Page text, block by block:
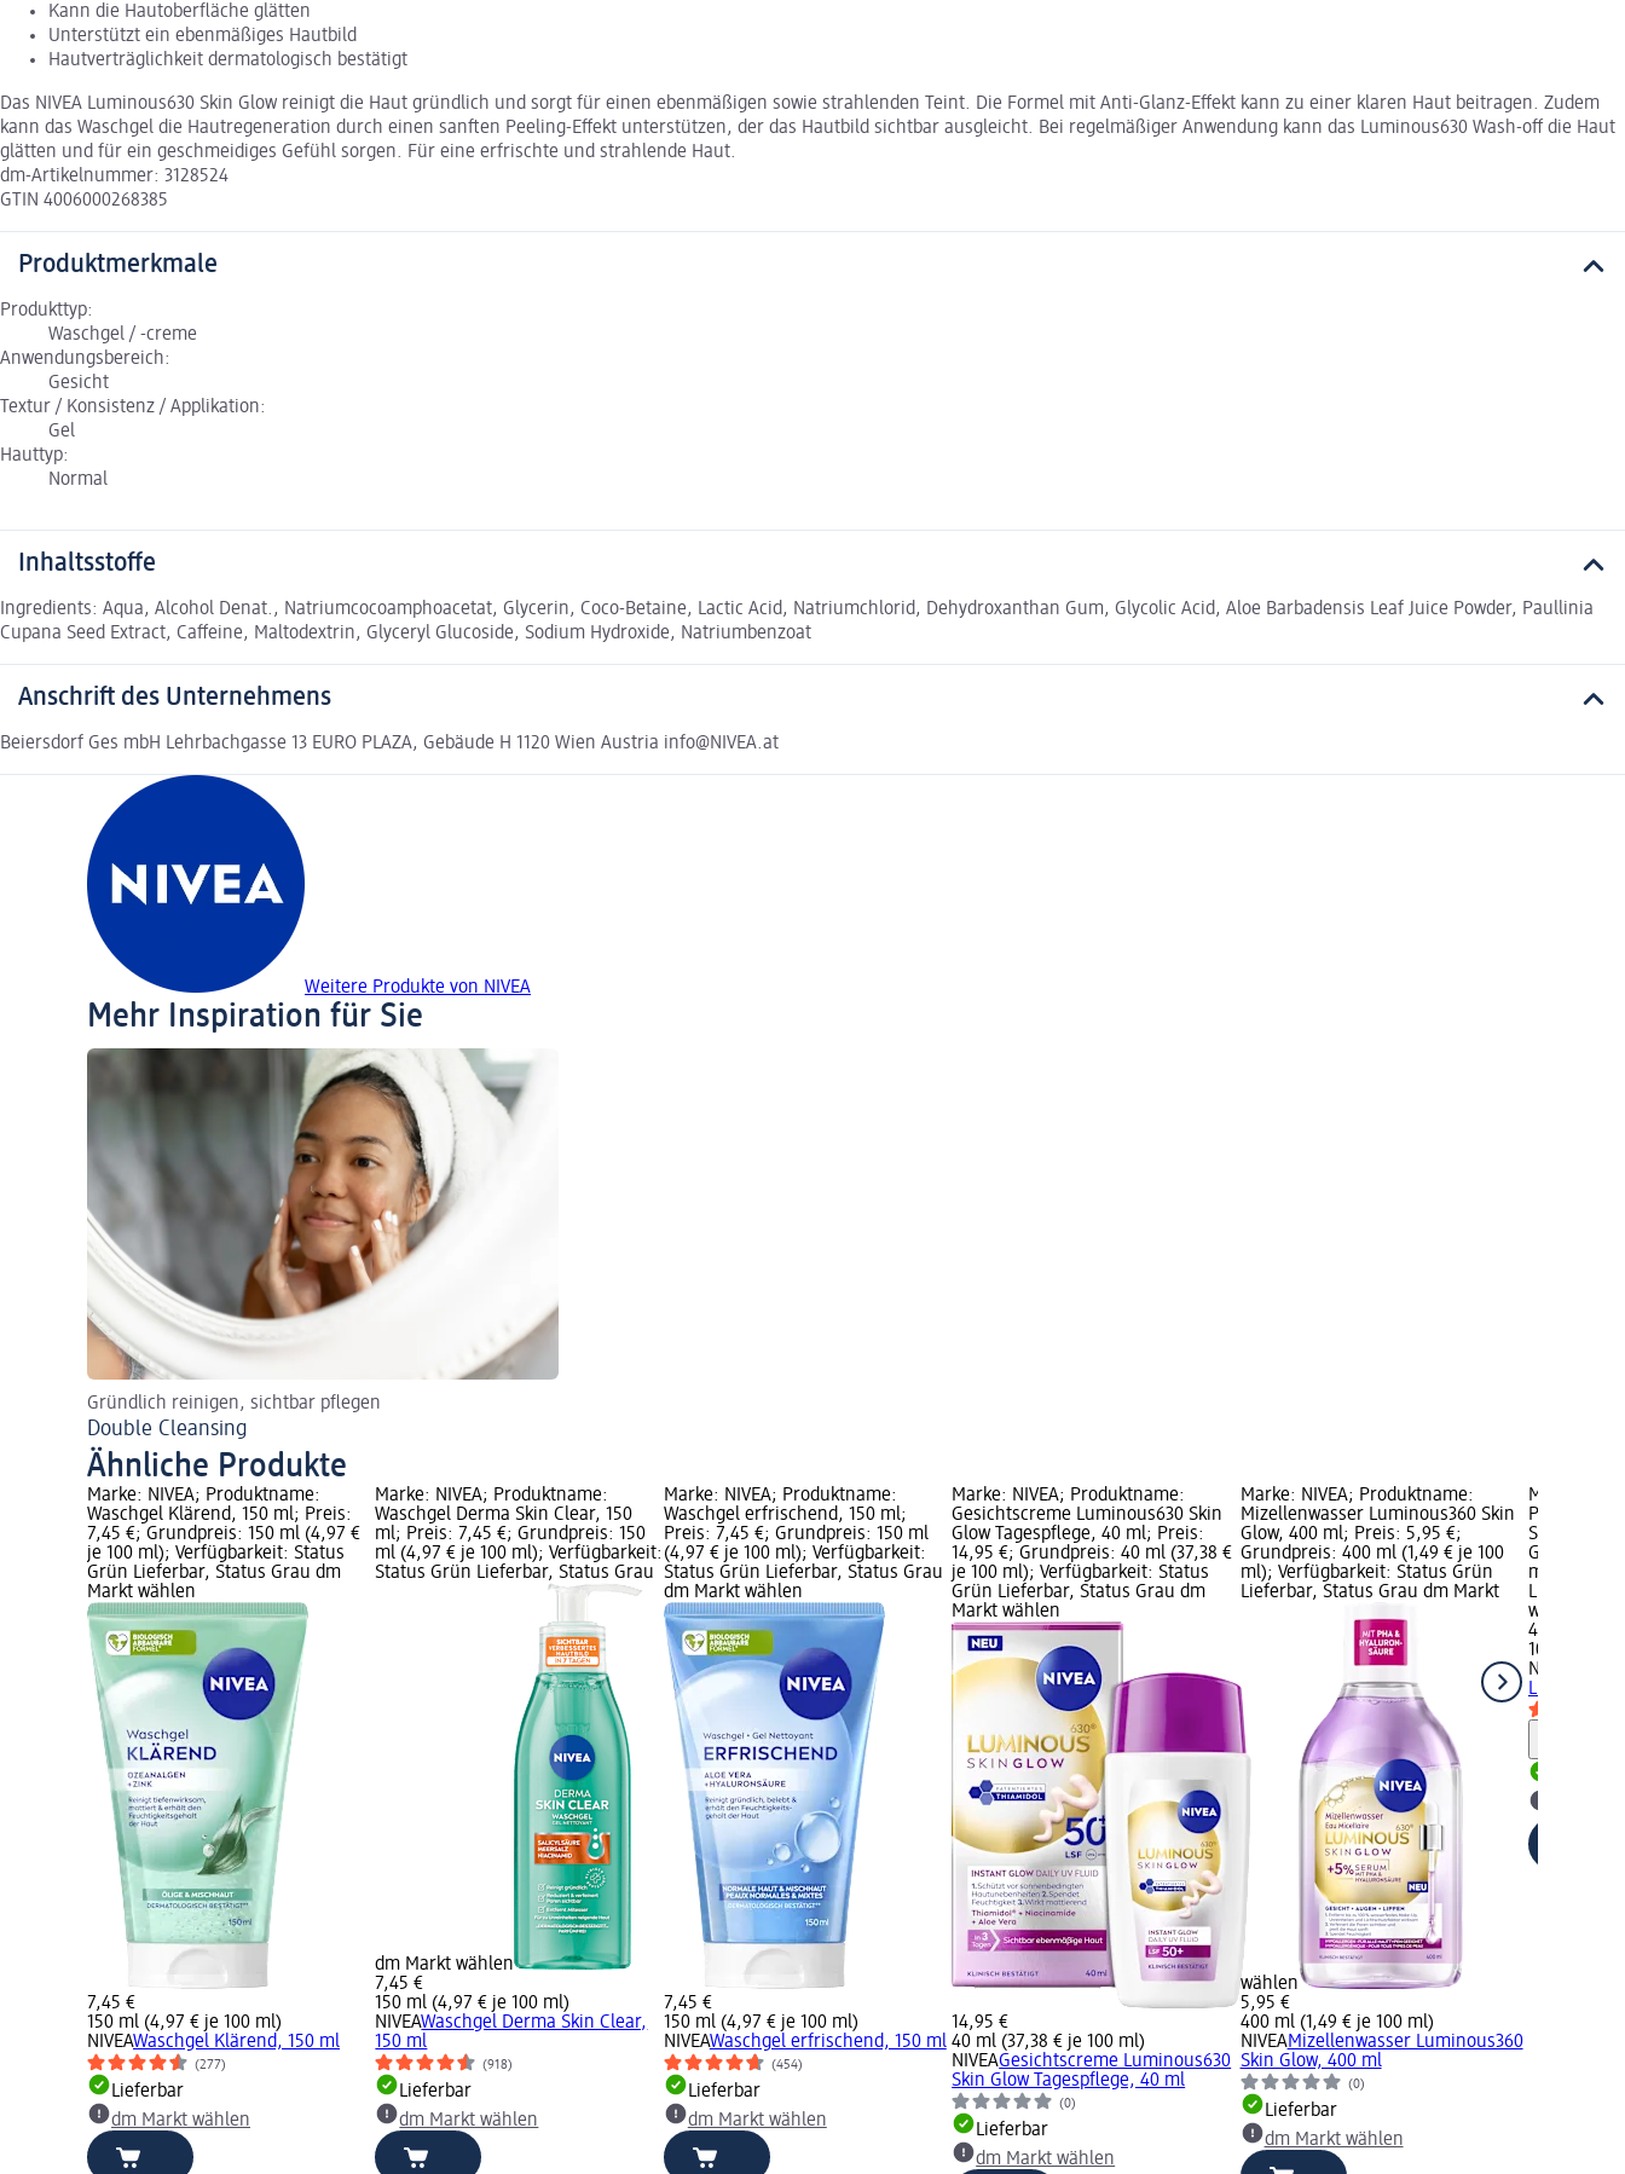
Kann die Hautoberfläche glätten
Unterstützt ein ebenmäßiges Hautbild
Hautverträglichkeit dermatologisch bestätigt
Das NIVEA Luminous630 Skin Glow reinigt die Haut gründlich und sorgt für einen ebenmäßigen sowie strahlenden Teint. Die Formel mit Anti-Glanz-Effekt kann zu einer klaren Haut beitragen. Zudem
kann das Waschgel die Hautregeneration durch einen sanften Peeling-Effekt unterstützen, der das Hautbild sichtbar ausgleicht. Bei regelmäßiger Anwendung kann das Luminous630 Wash-off die Haut
glätten und für ein geschmeidiges Gefühl sorgen. Für eine erfrischte und strahlende Haut.
dm-Artikelnummer: 3128524
GTIN 4006000268385
Produktmerkmale
Produkttyp:
Waschgel / -creme
Anwendungsbereich:
Gesicht
Textur / Konsistenz / Applikation:
Gel
Hauttyp:
Normal
Inhaltsstoffe
Ingredients: Aqua, Alcohol Denat., Natriumcocoamphoacetat, Glycerin, Coco-Betaine, Lactic Acid, Natriumchlorid, Dehydroxanthan Gum, Glycolic Acid, Aloe Barbadensis Leaf Juice Powder, Paullinia
Cupana Seed Extract, Caffeine, Maltodextrin, Glyceryl Glucoside, Sodium Hydroxide, Natriumbenzoat
Anschrift des Unternehmens
Beiersdorf Ges mbH Lehrbachgasse 13 EURO PLAZA, Gebäude H 1120 Wien Austria info@NIVEA.at
Weitere Produkte von NIVEA
Mehr Inspiration für Sie
Gründlich reinigen, sichtbar pflegen
Double Cleansing
Ähnliche Produkte
Marke: NIVEA; Produktname:
Waschgel Klärend, 150 ml; Preis:
7,45 €; Grundpreis: 150 ml (4,97 €
je 100 ml); Verfügbarkeit: Status
Grün Lieferbar, Status Grau dm
Markt wählen
7,45 €
150 ml (4,97 € je 100 ml)
NIVEAWaschgel Klärend, 150 ml
(277)
Lieferbar
dm Markt wählen
Marke: NIVEA; Produktname:
Waschgel Derma Skin Clear, 150
ml; Preis: 7,45 €; Grundpreis: 150
ml (4,97 € je 100 ml); Verfügbarkeit:
Status Grün Lieferbar, Status Grau
dm Markt wählen
7,45 €
150 ml (4,97 € je 100 ml)
NIVEAWaschgel Derma Skin Clear,
150 ml
(918)
Lieferbar
dm Markt wählen
Marke: NIVEA; Produktname:
Waschgel erfrischend, 150 ml;
Preis: 7,45 €; Grundpreis: 150 ml
(4,97 € je 100 ml); Verfügbarkeit:
Status Grün Lieferbar, Status Grau
dm Markt wählen
7,45 €
150 ml (4,97 € je 100 ml)
NIVEAWaschgel erfrischend, 150 ml
(454)
Lieferbar
dm Markt wählen
Marke: NIVEA; Produktname:
Gesichtscreme Luminous630 Skin
Glow Tagespflege, 40 ml; Preis:
14,95 €; Grundpreis: 40 ml (37,38 €
je 100 ml); Verfügbarkeit: Status
Grün Lieferbar, Status Grau dm
Markt wählen
14,95 €
40 ml (37,38 € je 100 ml)
NIVEAGesichtscreme Luminous630
Skin Glow Tagespflege, 40 ml
(0)
Lieferbar
dm Markt wählen
Marke: NIVEA; Produktname:
Mizellenwasser Luminous360 Skin
Glow, 400 ml; Preis: 5,95 €;
Grundpreis: 400 ml (1,49 € je 100
ml); Verfügbarkeit: Status Grün
Lieferbar, Status Grau dm Markt
wählen
5,95 €
400 ml (1,49 € je 100 ml)
NIVEAMizellenwasser Luminous360
Skin Glow, 400 ml
(0)
Lieferbar
dm Markt wählen
Marke:
Peeling
Skin Glow,
ml);
Lieferbar,
wählen
4,95 €
100 ml
NIVEA
Luminous